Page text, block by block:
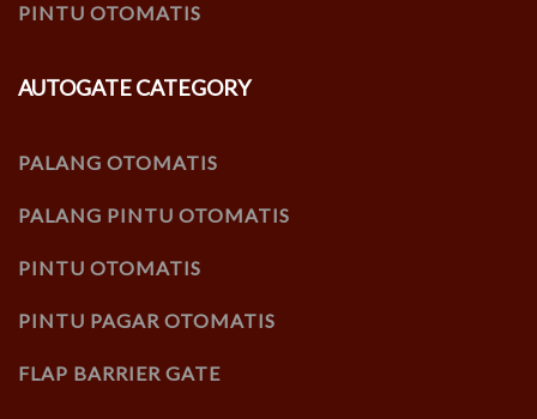
PINTU OTOMATIS
AUTOGATE CATEGORY
PALANG OTOMATIS
PALANG PINTU OTOMATIS
PINTU OTOMATIS
PINTU PAGAR OTOMATIS
FLAP BARRIER GATE